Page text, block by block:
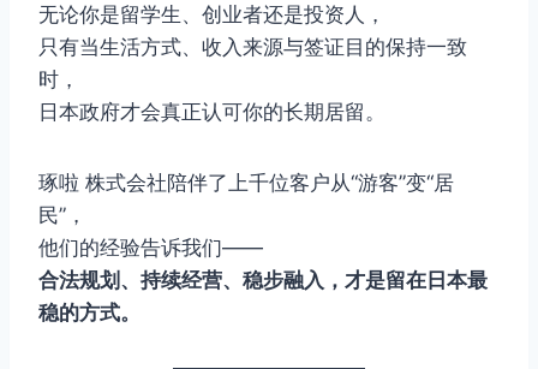
无论你是留学生、创业者还是投资人，
只有当生活方式、收入来源与签证目的保持一致
时，
日本政府才会真正认可你的长期居留。
琢啦 株式会社陪伴了上千位客户从“游客”变“居
民”，
他们的经验告诉我们——
合法规划、持续经营、稳步融入，才是留在日本最
稳的方式。